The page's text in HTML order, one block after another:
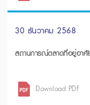
30 ธันวาคม 2568
สถานการณ์ตลาดที่อยู่อาศั
Download PDF